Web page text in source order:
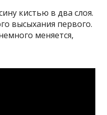
кистью в два слоя.
высыхания первого.
меняется,